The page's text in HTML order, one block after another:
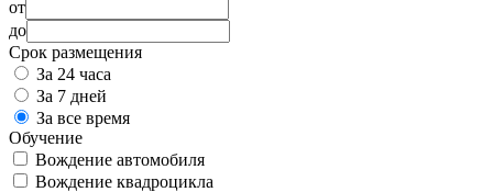
от
до
Срок размещения
За 24 часа
За 7 дней
За все время
Обучение
Вождение автомобиля
Вождение квадроцикла